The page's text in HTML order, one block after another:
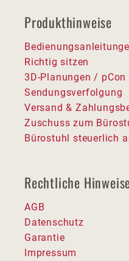
Produkthinweise
Richtig sitzen
3D-Planungen / pCon
Sendungsverfolgung
Versand &
Zuschuss zum
Bürostuhl steuerlich
Rechtliche
AGB
Datenschutz
Garantie
Impressum